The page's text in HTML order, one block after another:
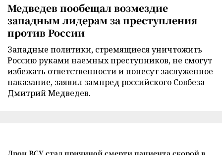
Медведев пообещал возмездие
западным лидерам за преступления
против России
Западные политики, стремящиеся уничтожить
Россию руками наемных преступников, не смогут
избежать ответственности и понесут заслуженное
наказание, заявил зампред российского Совбеза
Дмитрий Медведев.
Дрон ВСУ стал причиной смерти пациента скорой в